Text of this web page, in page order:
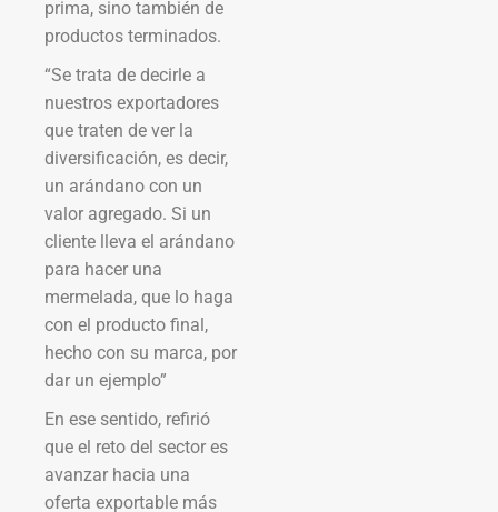
prima, sino también de
productos terminados.
“Se trata de decirle a
nuestros exportadores
que traten de ver la
diversificación, es decir,
un arándano con un
valor agregado. Si un
cliente lleva el arándano
para hacer una
mermelada, que lo haga
con el producto final,
hecho con su marca, por
dar un ejemplo”
En ese sentido, refirió
que el reto del sector es
avanzar hacia una
oferta exportable más